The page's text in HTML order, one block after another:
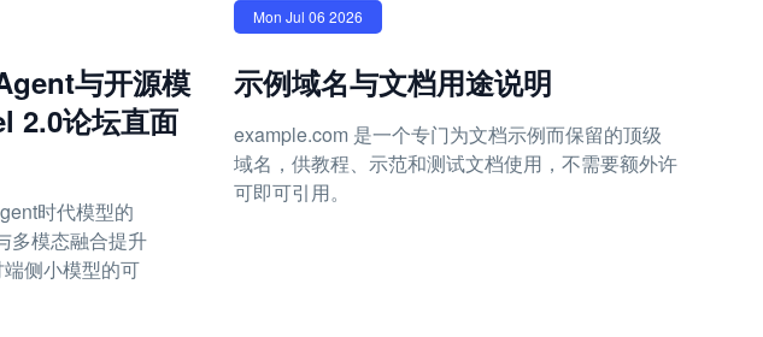
与开源模
2.0论坛直面
时代模型的
多模态融合提升
侧小模型的可
Mon Jul 06 2026
示例域名与文档用途说明
example.com 是一个专门为文档示例而保留的顶级
域名，供教程、示范和测试文档使用，不需要额外许
可即可引用。